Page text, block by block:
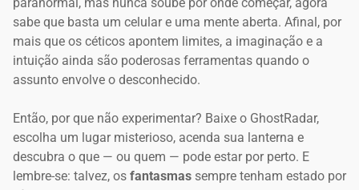
paranormal, mas nunca soube por onde começar, agora
sabe que basta um celular e uma mente aberta. Afinal, por
mais que os céticos apontem limites, a imaginação e a
intuição ainda são poderosas ferramentas quando o
assunto envolve o desconhecido.
Então, por que não experimentar? Baixe o GhostRadar,
escolha um lugar misterioso, acenda sua lanterna e
descubra o que — ou quem — pode estar por perto. E
lembre-se: talvez, os fantasmas sempre tenham estado por